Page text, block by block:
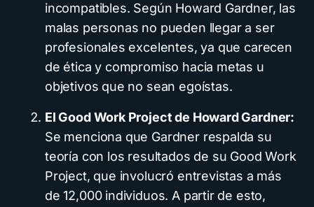
incompatibles. Según Howard Gardner, las
malas personas no pueden llegar a ser
profesionales excelentes, ya que carecen
de ética y compromiso hacia metas u
objetivos que no sean egoístas.
El Good Work Project de Howard Gardner:
Se menciona que Gardner respalda su
teoría con los resultados de su Good Work
Project, que involucró entrevistas a más
de 12,000 individuos. A partir de esto,